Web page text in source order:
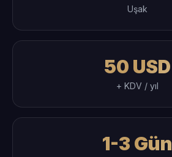
Uşak
50 USD
+ KDV / yıl
1-3 Gün